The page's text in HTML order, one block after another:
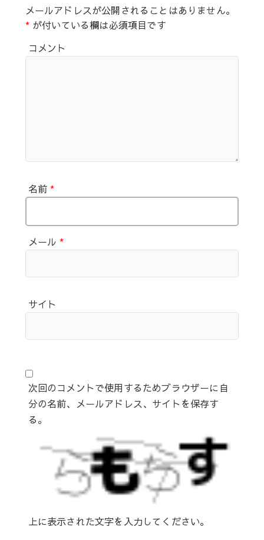
メールアドレスが公開されることはありません。
*が付いている欄は必須項目です
コメント
名前 *
メール *
サイト
次回のコメントで使用するためブラウザーに自
分の名前、メールアドレス、サイトを保存す
る。
上に表示された文字を入力してください。